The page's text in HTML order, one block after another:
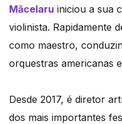
Măcelaru iniciou a sua
violinista. Rapidamente
como maestro,
orquestras americanas
Desde 2017, é diretor
dos mais importantes